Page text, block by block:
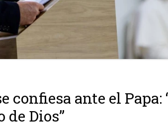
confiesa ante el Papa:
Dios”